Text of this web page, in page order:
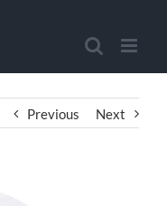
Previous Next